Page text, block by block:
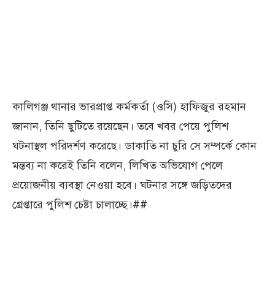
কালিগঞ্জ থানার ভারপ্রাপ্ত কর্মকর্তা (ওসি) হাফিজুর রহমান
জানান, তিনি ছুটিতে রয়েছেন। তবে খবর পেয়ে পুলিশ
ঘটনাস্থল পরিদর্শণ করেছে। ডাকাতি না চুরি সে সম্পর্কে কোন
মন্তব্য না করেই তিনি বলেন, লিখিত অভিযোগ পেলে
প্রয়োজনীয় ব্যবস্থা নেওয়া হবে। ঘটনার সঙ্গে জড়িতদের
গ্রেপ্তারে পুলিশ চেষ্টা চালাচ্ছে।##